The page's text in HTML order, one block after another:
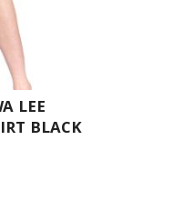
LEE
BLACK